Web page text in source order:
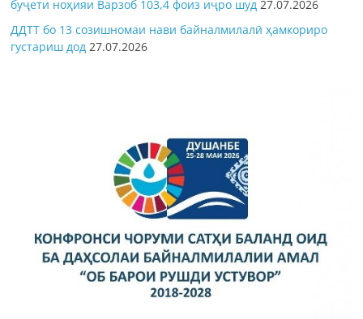
буҷети ноҳияи Варзоб 103,4 фоиз иҷро шуд 27.07.2026
ДДТТ бо 13 созишномаи нави байналмилалӣ ҳамкориро
густариш дод 27.07.2026